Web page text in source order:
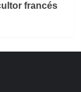
francés